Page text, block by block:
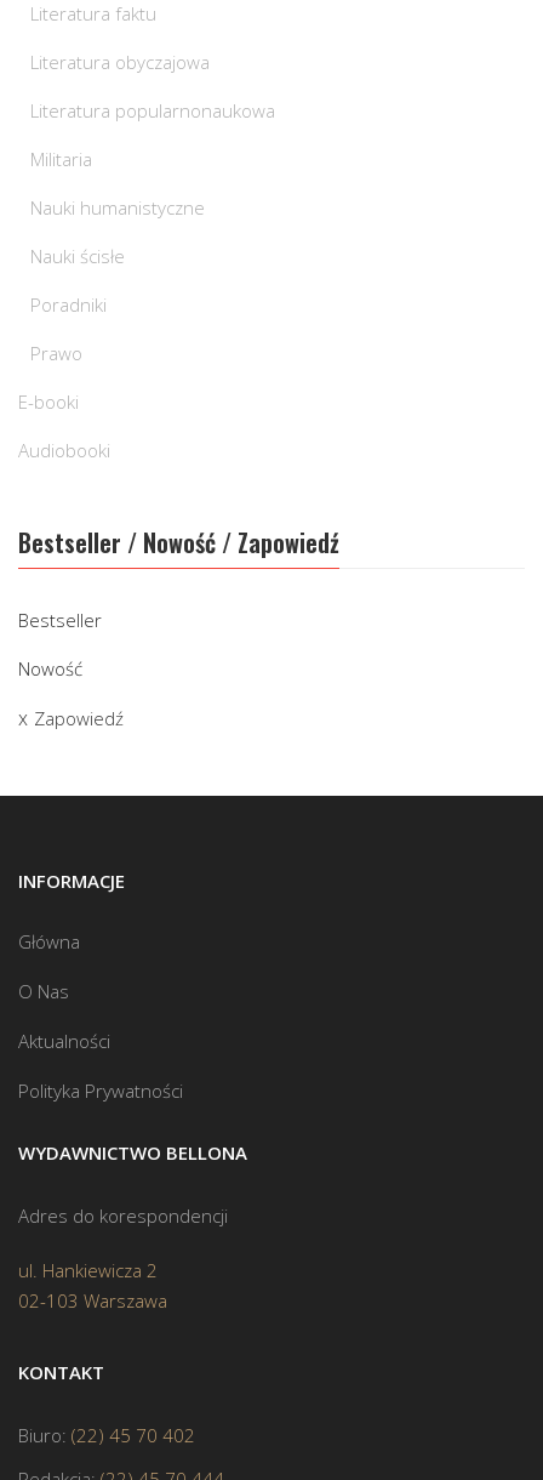
Literatura faktu
Literatura obyczajowa
Literatura popularnonaukowa
Militaria
Nauki humanistyczne
Nauki ścisłe
Poradniki
Prawo
E-booki
Audiobooki
Bestseller / Nowość / Zapowiedź
Bestseller
Nowość
Zapowiedź
INFORMACJE
Główna
O Nas
Aktualności
Polityka Prywatności
WYDAWNICTWO BELLONA
Adres do korespondencji
ul. Hankiewicza 2
02-103 Warszawa
KONTAKT
Biuro: (22) 45 70 402